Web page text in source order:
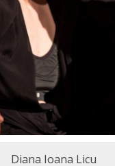
Diana Ioana Licu